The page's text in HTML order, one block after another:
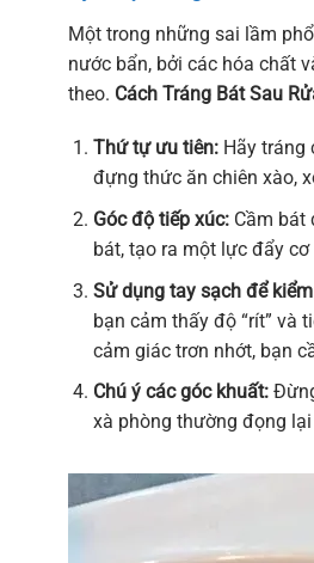
Một trong những sai lầm
nước bẩn, bởi các hóa chất
theo. Cách Tráng Bát Sau
Thứ tự ưu tiên:Hãy tráng
đựng thức ăn chiên xào,
Góc độ tiếp xúc:Cầm bát
bát, tạo ra một lực đẩy
Sử dụng tay sạch để
bạn cảm thấy độ “rít” và
cảm giác trơn nhớt, bạn
Chú ý các góc khuất:
xà phòng thường đọng